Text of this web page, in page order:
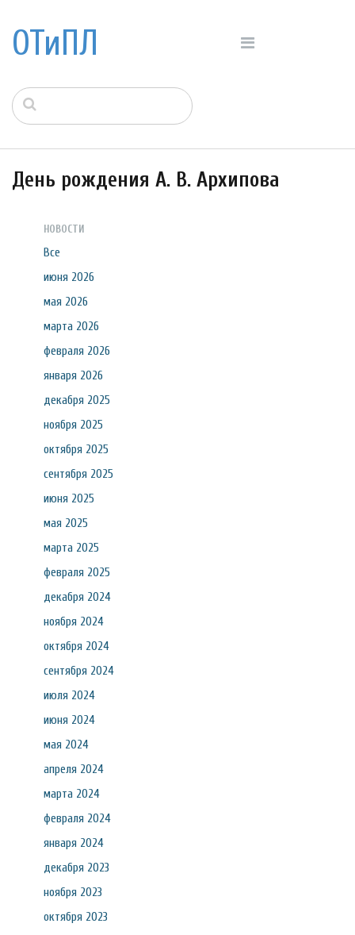
ОТиПЛ
День рождения А. В. Архипова
НОВОСТИ
Все
июня 2026
мая 2026
марта 2026
февраля 2026
января 2026
декабря 2025
ноября 2025
октября 2025
сентября 2025
июня 2025
мая 2025
марта 2025
февраля 2025
декабря 2024
ноября 2024
октября 2024
сентября 2024
июля 2024
июня 2024
мая 2024
апреля 2024
марта 2024
февраля 2024
января 2024
декабря 2023
ноября 2023
октября 2023